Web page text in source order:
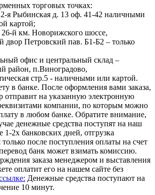
торговых точках:
я Рыбинская д. 13 оф. 41-42 наличными
картой;
й км. Новорижского шоссе,
двор Петровский пав. Б1-Б2 – только
офис и центральный склад –
район, п.Виноградово,
стр.5 - наличными или картой.
в банке. После оформления вами заказа,
отправит на указанную электронную
компании, по которым можно
в любом банке. Обратите внимание,
денежные средства поступят на наш
1-2х банковских дней, отгрузка
только после поступления оплаты на счет
банк может взимать комиссию.
заказа менеджером и выставления
оплатит его на нашем сайте без
Денежные средства поступают на
10 минут.